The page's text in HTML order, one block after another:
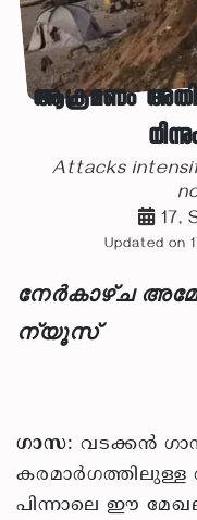
ആക്രമണം
Attacks
17,
Updated on
നേർകാഴ്ച
ന്യൂസ്
ഗാസ: വടക്കന്‍
പിന്നാലെ ഈ